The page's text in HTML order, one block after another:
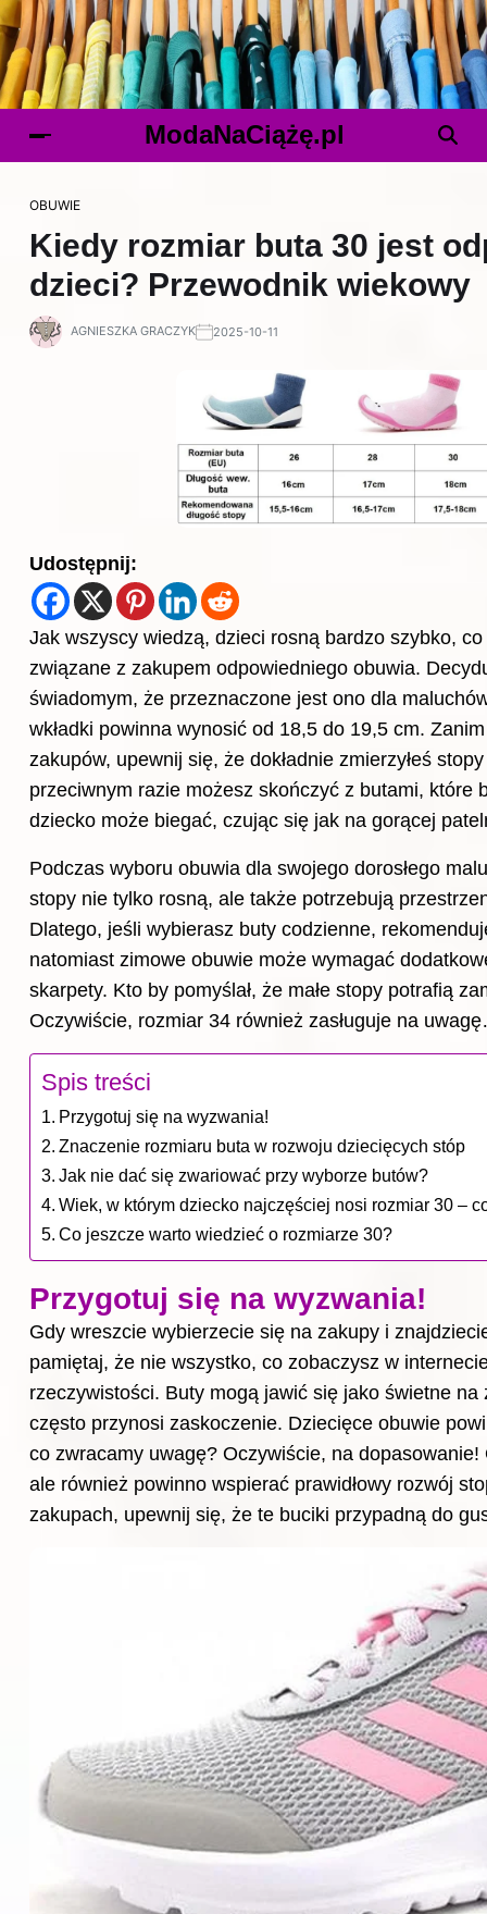
ModaNaCiążę.pl
OBUWIE
Kiedy rozmiar buta 30 jest
dzieci? Przewodnik wiekowy
AGNIESZKA GRACZYK 2025-10-11
Udostępnij:
Jak wszyscy wiedzą, dzieci rosną bardzo szybko,
związane z zakupem odpowiedniego obuwia.
świadomym, że przeznaczone jest ono dla
wkładki powinna wynosić od 18,5 do 19,5 cm.
zakupów, upewnij się, że dokładnie zmierzyłeś stopy
przeciwnym razie możesz skończyć z butami, które
dziecko może biegać, czując się jak na gorącej
Podczas wyboru obuwia dla swojego dorosłego
stopy nie tylko rosną, ale także potrzebują
Dlatego, jeśli wybierasz buty codzienne,
natomiast zimowe obuwie może wymagać
skarpety. Kto by pomyślał, że małe stopy potrafią
Oczywiście, rozmiar 34 również zasługuje na
Spis treści
Przygotuj się na wyzwania!
Znaczenie rozmiaru buta w rozwoju dziecięcych stóp
Jak nie dać się zwariować przy wyborze butów?
Wiek, w którym dziecko najczęściej nosi rozmiar 30 –
Co jeszcze warto wiedzieć o rozmiarze 30?
Przygotuj się na wyzwania!
Gdy wreszcie wybierzecie się na zakupy i
pamiętaj, że nie wszystko, co zobaczysz w
rzeczywistości. Buty mogą jawić się jako świetne
często przynosi zaskoczenie. Dziecięce obuwie
co zwracamy uwagę? Oczywiście, na
ale również powinno wspierać prawidłowy rozwój
zakupach, upewnij się, że te buciki przypadną do